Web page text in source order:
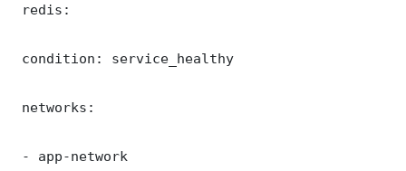
redis:
condition: service_healthy
networks:
- app-network